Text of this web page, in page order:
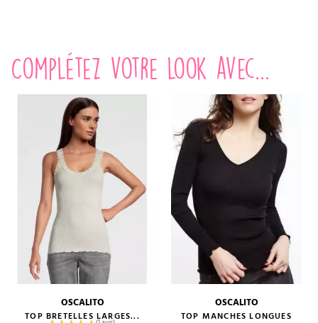
Complétez votre look avec...
OSCALITO
TOP BRETELLES LARGES...
OSCALITO
TOP MANCHES LONGUES